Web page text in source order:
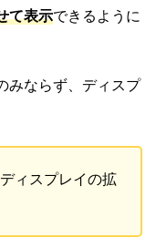
て表示できるように
みならず、ディスプ
ィスプレイの拡